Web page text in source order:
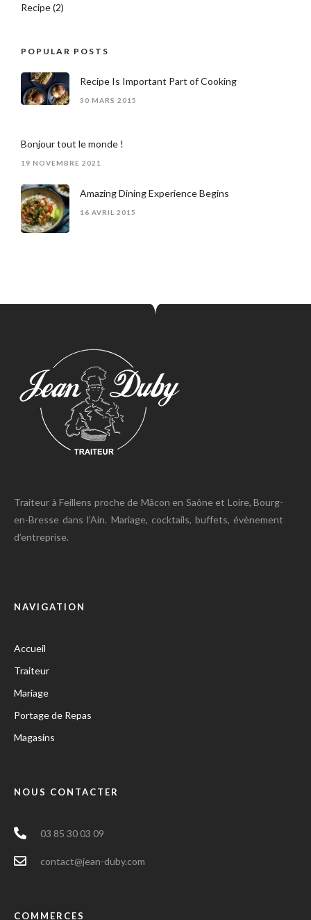
Recipe(2)
POPULAR POSTS
Recipe Is Important Part of Cooking
30 MARS 2015
Bonjour tout le monde !
19 NOVEMBRE 2021
Amazing Dining Experience Begins
16 AVRIL 2015
Traiteur à Feillens proche de Mâcon en Saône et Loire, Bourg-
en-Bresse dans l’Ain. Mariage, cocktails, buffets, évènement
d’entreprise.
NAVIGATION
Accueil
Traiteur
Mariage
Portage de Repas
Magasins
NOUS CONTACTER
03 85 30 03 09
contact@jean-duby.com
COMMERCES